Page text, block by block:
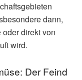
dann,
direkt von
wird.
Der Feind